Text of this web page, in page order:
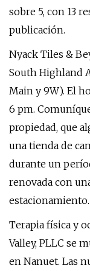
sobre 5, con 13
publicación.
Nyack Tiles &
South Highland
Main y 9W). El
6 pm.
propiedad, que
una tienda de
durante un
renovada con
estacionamiento.
Terapia física y
Valley, PLLC se
en Nanuet. Las